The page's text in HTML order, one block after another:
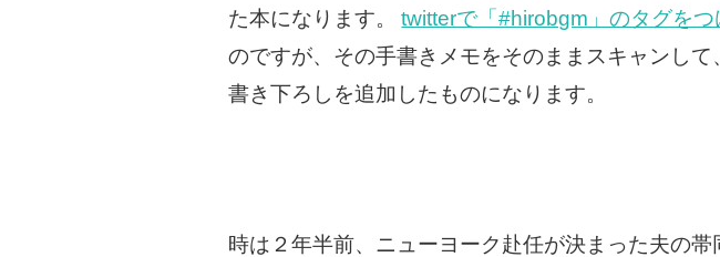
た本になります。
twitterで「#hirobgm」のタグを
のですが、その手書きメモをそのままスキャンし
書き下ろしを追加したものになります。
時は２年半前、ニューヨーク赴任が決まった夫の